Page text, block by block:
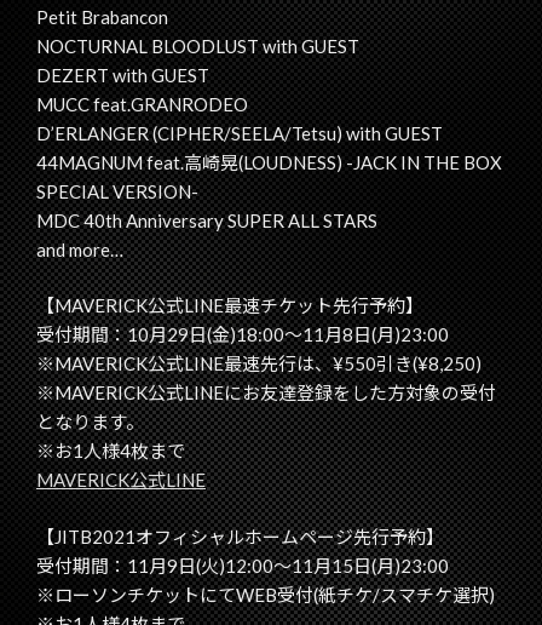
Petit Brabancon
NOCTURNAL BLOODLUST with GUEST
DEZERT with GUEST
MUCC feat.GRANRODEO
D’ERLANGER (CIPHER/SEELA/Tetsu) with GUEST
44MAGNUM feat.高崎晃(LOUDNESS) -JACK IN THE BOX
SPECIAL VERSION-
MDC 40th Anniversary SUPER ALL STARS
and more…
【MAVERICK公式LINE最速チケット先行予約】
受付期間：10月29日(金)18:00～11月8日(月)23:00
※MAVERICK公式LINE最速先行は、¥550引き(¥8,250)
※MAVERICK公式LINEにお友達登録をした方対象の受付
となります。
※お1人様4枚まで
MAVERICK公式LINE
【JITB2021オフィシャルホームページ先行予約】
受付期間：11月9日(火)12:00～11月15日(月)23:00
※ローソンチケットにてWEB受付(紙チケ/スマチケ選択)